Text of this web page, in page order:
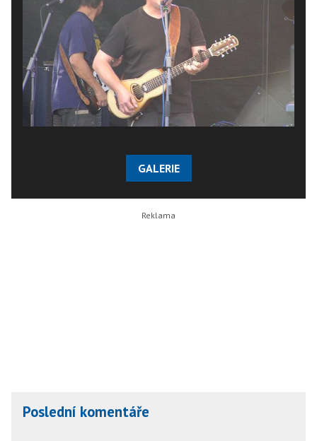
GALERIE
Poslední komentáře